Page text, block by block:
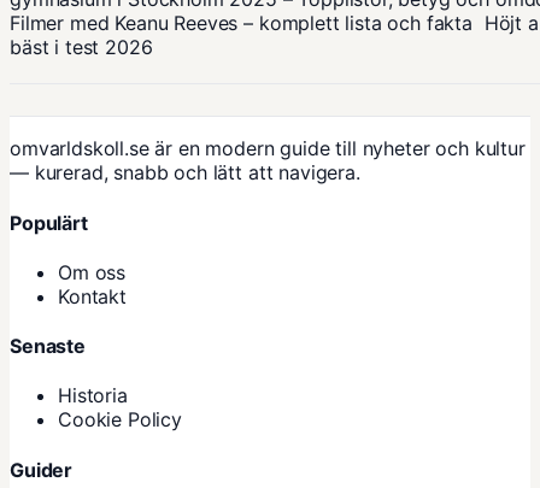
Filmer med Keanu Reeves – komplett lista och fakta Höjt
bäst i test 2026
omvarldskoll.se är en modern guide till nyheter och kultur
— kurerad, snabb och lätt att navigera.
Populärt
Om oss
Kontakt
Senaste
Historia
Cookie Policy
Guider